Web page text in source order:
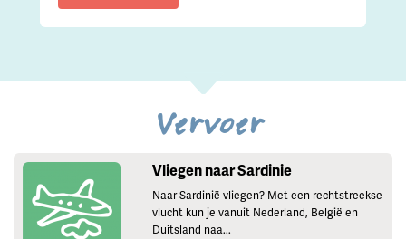
Vervoer
Vliegen naar Sardinie
Naar Sardinië vliegen? Met een rechtstreekse
vlucht kun je vanuit Nederland, België en
Duitsland naa...